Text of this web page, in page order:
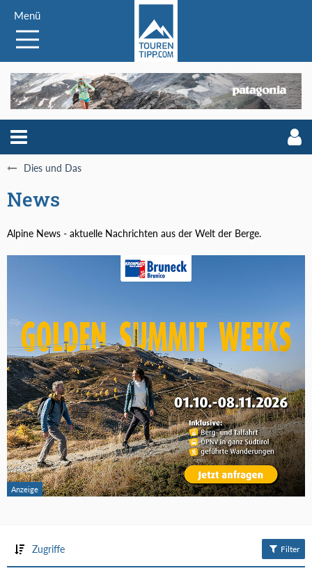
Menü
Dies und Das
News
Alpine News - aktuelle Nachrichten aus der Welt der Berge.
Zugriffe Filter